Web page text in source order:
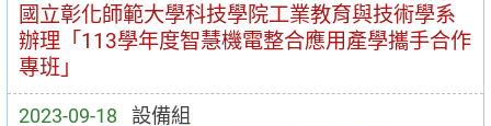
國立彰化師範大學科技學院工業教育與技術學系
辦理「113學年度智慧機電整合應用產學攜手合作
專班」
2023-09-18 設備組